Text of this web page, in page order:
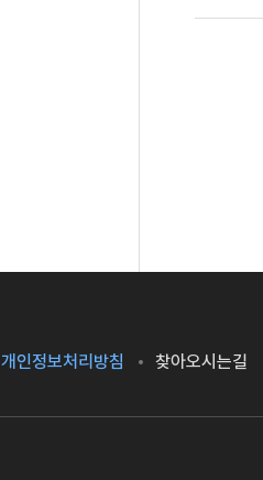
개인정보처리방침 찾아오시는길